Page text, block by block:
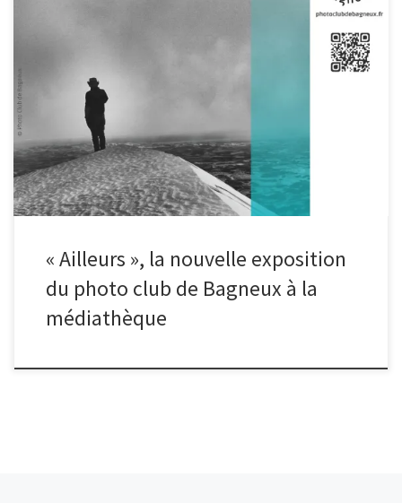
Le photo club expose sur le thème « AILLEURS », du 21 octobre au
19 novembre dans le hall de la médiathèque de Bagneux. Pour
clôturer l’exposition, un finissage est organisé le samedi 19/11 à
partir de 17h15. Nous vous invitons à venir visiter l’exposition et
boire le verre de l’amitié. Plus d’infos médiathèque Louis Aragon 2
avenue Gabriel Péri – 92220 Bagneux Horaires : mardi : 14 h – 19 h
mercredi, vendredi, samedi : 10 h – 19 h dimanche : 14 h – 18 h
(sauf vacances scolaires)
« Ailleurs », la nouvelle exposition
du photo club de Bagneux à la
médiathèque